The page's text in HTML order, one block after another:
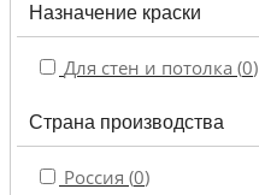
Назначение краски
Для стен и потолка (0)
Страна производства
Россия (0)